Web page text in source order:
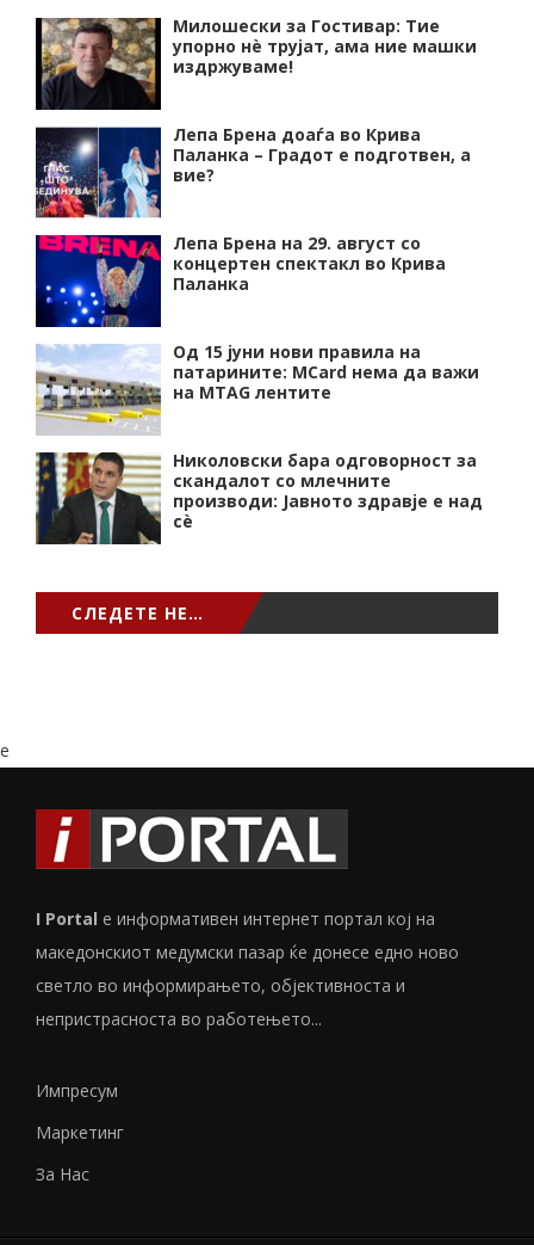
Милошески за Гостивар: Тие
упорно нѐ трујат, ама ние машки
издржуваме!
Лепа Брена доаѓа во Крива
Паланка – Градот е подготвен, а
вие?
Лепа Брена на 29. август со
концертен спектакл во Крива
Паланка
Од 15 јуни нови правила на
патарините: MCard нема да важи
на MTAG лентите
Николовски бара одговорност за
скандалот со млечните
производи: Јавното здравје е над
сѐ
СЛЕДЕТЕ НЕ…
e
I Portal е информативен интернет портал кој на
македонскиот медумски пазар ќе донесе едно ново
светло во информирањето, објективноста и
непристрасноста во работењето...
Импресум
Маркетинг
За Нас